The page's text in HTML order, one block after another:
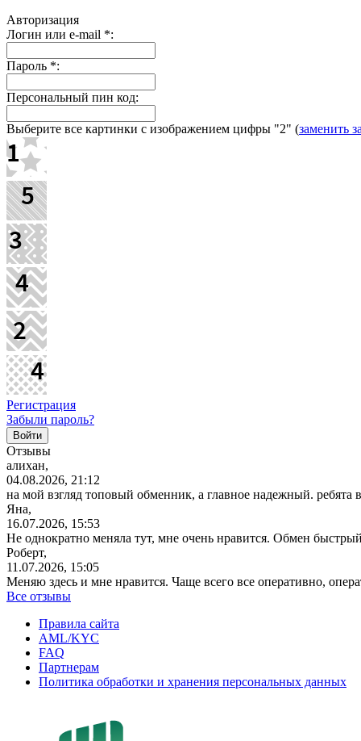
Авторизация
Логин или e-mail *:
Пароль *:
Персональный пин код:
Выберите все картинки с изображением цифры "2" (заменить
Регистрация
Забыли пароль?
Отзывы
алихан,
04.08.2026, 21:12
на мой взгляд топовый обменник, а главное надежный.
Яна,
16.07.2026, 15:53
Не однократно меняла тут, мне очень нравится. Обмен
Роберт,
11.07.2026, 15:05
Меняю здесь и мне нравится. Чаще всего все оперативно,
Все отзывы
Правила сайта
AML/KYC
FAQ
Партнерам
Политика обработки и хранения персональных данных